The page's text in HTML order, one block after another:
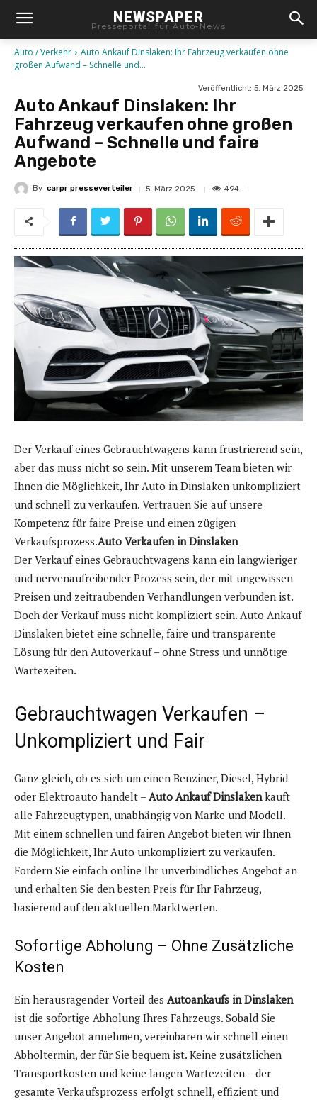
NEWSPAPER
Presseportal für Auto-News
Auto / Verkehr
Auto Ankauf Dinslaken: Ihr Fahrzeug verkaufen ohne
großen Aufwand – Schnelle und...
Veröffentlicht: 5. März 2025
Auto Ankauf Dinslaken: Ihr
Fahrzeug verkaufen ohne großen
Aufwand – Schnelle und faire
Angebote
By carpr presseverteiler 5. März 2025 494
Der Verkauf eines Gebrauchtwagens kann frustrierend sein,
aber das muss nicht so sein. Mit unserem Team bieten wir
Ihnen die Möglichkeit, Ihr Auto in Dinslaken unkompliziert
und schnell zu verkaufen. Vertrauen Sie auf unsere
Kompetenz für faire Preise und einen zügigen
Verkaufsprozess.Auto Verkaufen in Dinslaken
Der Verkauf eines Gebrauchtwagens kann ein langwieriger
und nervenaufreibender Prozess sein, der mit ungewissen
Preisen und zeitraubenden Verhandlungen verbunden ist.
Doch der Verkauf muss nicht kompliziert sein. Auto Ankauf
Dinslaken bietet eine schnelle, faire und transparente
Lösung für den Autoverkauf – ohne Stress und unnötige
Wartezeiten.
Gebrauchtwagen Verkaufen –
Unkompliziert und Fair
Ganz gleich, ob es sich um einen Benziner, Diesel, Hybrid
oder Elektroauto handelt –Auto Ankauf Dinslakenkauft
alle Fahrzeugtypen, unabhängig von Marke und Modell.
Mit einem schnellen und fairen Angebot bieten wir Ihnen
die Möglichkeit, Ihr Auto unkompliziert zu verkaufen.
Fordern Sie einfach online Ihr unverbindliches Angebot an
und erhalten Sie den besten Preis für Ihr Fahrzeug,
basierend auf den aktuellen Marktwerten.
Sofortige Abholung – Ohne Zusätzliche
Kosten
Ein herausragender Vorteil des Autoankaufs in Dinslaken
ist die sofortige Abholung Ihres Fahrzeugs. Sobald Sie
unser Angebot annehmen, vereinbaren wir schnell einen
Abholtermin, der für Sie bequem ist. Keine zusätzlichen
Transportkosten und keine langen Wartezeiten – der
gesamte Verkaufsprozess erfolgt schnell, effizient und